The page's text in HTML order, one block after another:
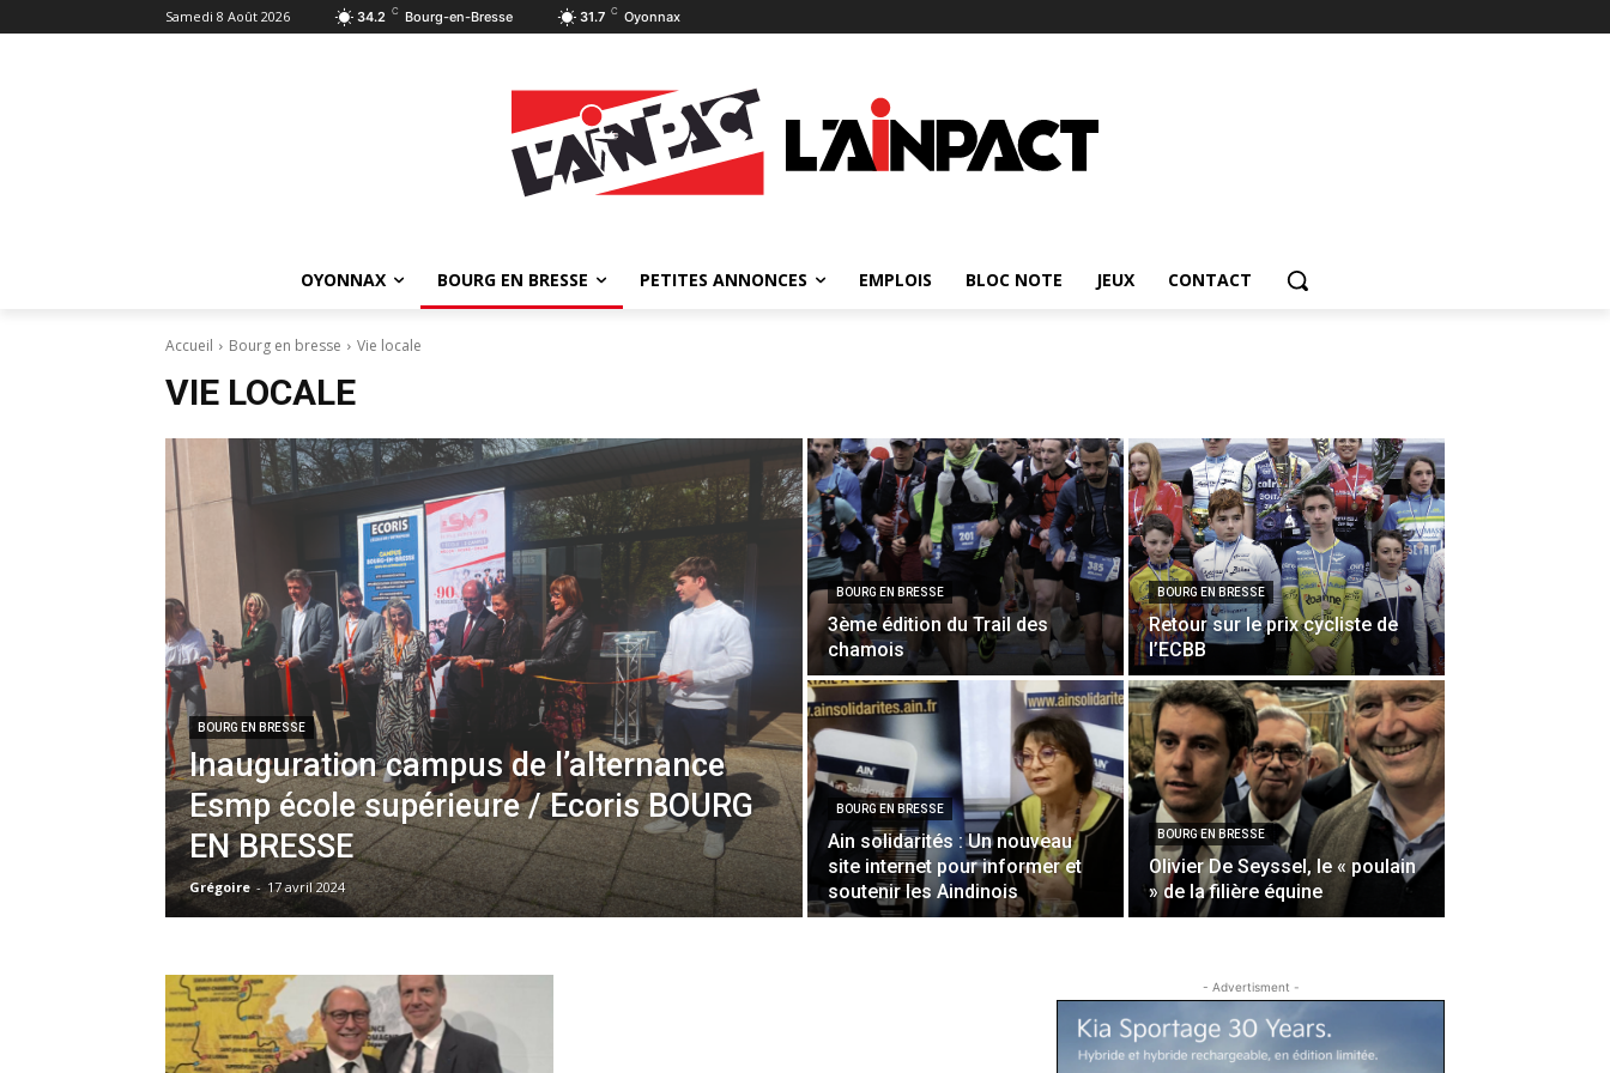
Samedi 8 Août 2026 34.2 C Bourg-en-Bresse 31.7 C Oyonnax
OYONNAX BOURG EN BRESSE PETITES ANNONCES EMPLOIS BLOC NOTE JEUX CONTACT
Accueil Bourg en bresse Vie locale
VIE LOCALE
BOURG EN BRESSE
Inauguration campus de l’alternance
Esmp école supérieure / Ecoris BOURG
EN BRESSE
Grégoire - 17 avril 2024
BOURG EN BRESSE
3ème édition du Trail des
chamois
BOURG EN BRESSE
Retour sur le prix cycliste de
l’ECBB
BOURG EN BRESSE
Ain solidarités : Un nouveau
site internet pour informer et
soutenir les Aindinois
BOURG EN BRESSE
Olivier De Seyssel, le « poulain
» de la filière équine
- Advertisment -